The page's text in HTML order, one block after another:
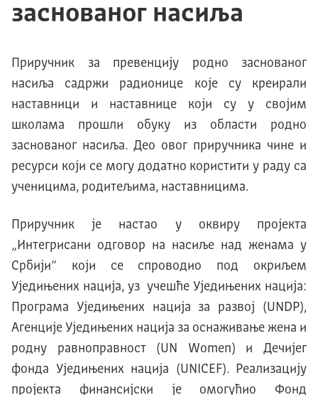
заснованог насиља
Приручник за превенцију родно заснованог
насиља садржи радионице које су креирали
наставници и наставнице који су у својим
школама прошли обуку из области родно
заснованог насиља. Део овог приручника чине и
ресурси који се могу додатно користити у раду са
ученицима, родитељима, наставницима.
Приручник је настао у оквиру пројекта
„Интегрисани одговор на насиље над женама у
Србији” који се спроводио под окриљем
Уједињених нација, уз учешће Уједињених нација:
Програмa Уједињених нација за развој (UNDP),
Агенције Уједињених нација за оснаживање жена и
родну равноправност (UN Women) и Дечијег
фонда Уједињених нација (UNICEF). Реализацију
пројекта финансијски је омогућио Фонд